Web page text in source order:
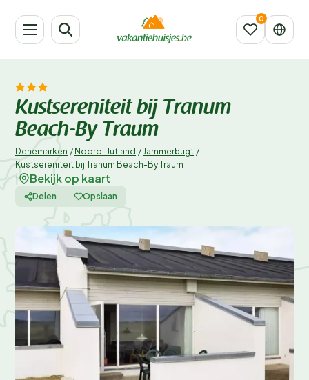
Kustsereniteit bij Tranum
Beach-By Traum
Denemarken / Noord-Jutland / Jammerbugt /
Kustsereniteit bij Tranum Beach-By Traum
Bekijk op kaart
Delen Opslaan